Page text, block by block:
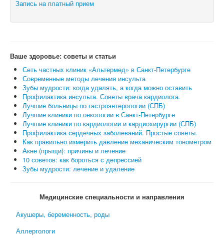
Запись на платный прием
Ваше здоровье: советы и статьи
Сеть частных клиник «Альтермед» в Санкт-Петербурге
Современные методы лечения инсульта
Зубы мудрости: когда удалять, а когда можно оставить
Профилактика инсульта. Советы врача кардиолога.
Лучшие больницы по гастроэнтерологии (СПБ)
Лучшие клиники по онкологии в Санкт-Петербурге
Лучшие клиники по кардиологии и кардиохирургии (СПБ)
Профилактика сердечных заболеваний. Простые советы.
Как правильно измерить давление механическим тонометром
Акне (прыщи): причины и лечение
10 советов: как бороться с депрессией
Зубы мудрости: лечение и удаление
Медицинские специальности и направления
Акушеры, беременность, роды
Аллергологи